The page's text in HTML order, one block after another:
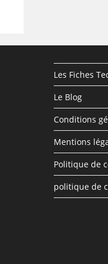
Les Fiches
Le Blog
Conditions
Mentions
Politique de
politique de